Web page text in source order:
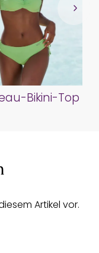
Bikini-Top
Artikel vor.